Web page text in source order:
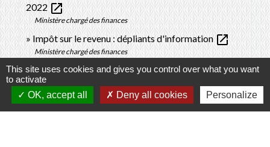
2022open_in_new
Ministère chargé des finances
Impôt sur le revenu : dépliants d'informationopen_in_new
Ministère chargé des finances
Je déclare mes réductions et crédits d'impôtopen_in_new
Ministère chargé des finances
Fiscalité des pensions alimentairesopen_in_new
Ministère chargé des finances
This site uses cookies and gives you control over what you want
to activate
OK, accept all
Deny all cookies Personalize